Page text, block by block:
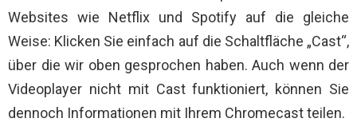
Websites wie Netflix und Spotify auf die gleiche
Weise: Klicken Sie einfach auf die Schaltfläche „Cast“,
über die wir oben gesprochen haben. Auch wenn der
Videoplayer nicht mit Cast funktioniert, können Sie
dennoch Informationen mit Ihrem Chromecast teilen.